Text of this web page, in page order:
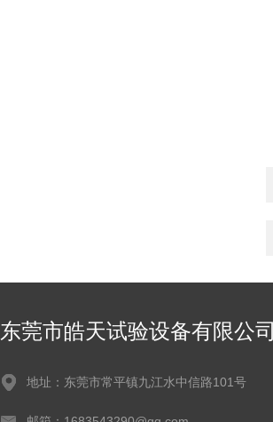
东莞市皓天试验设备有限公司
地址：东莞市常平镇九江水中信路101号